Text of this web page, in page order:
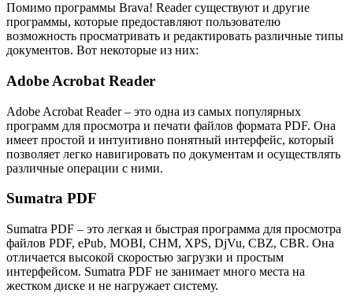
Помимо программы Brava! Reader существуют и другие
программы, которые предоставляют пользователю
возможность просматривать и редактировать различные типы
документов. Вот некоторые из них:
Adobe Acrobat Reader
Adobe Acrobat Reader – это одна из самых популярных
программ для просмотра и печати файлов формата PDF. Она
имеет простой и интуитивно понятный интерфейс, который
позволяет легко навигировать по документам и осуществлять
различные операции с ними.
Sumatra PDF
Sumatra PDF – это легкая и быстрая программа для просмотра
файлов PDF, ePub, MOBI, CHM, XPS, DjVu, CBZ, CBR. Она
отличается высокой скоростью загрузки и простым
интерфейсом. Sumatra PDF не занимает много места на
жестком диске и не нагружает систему.